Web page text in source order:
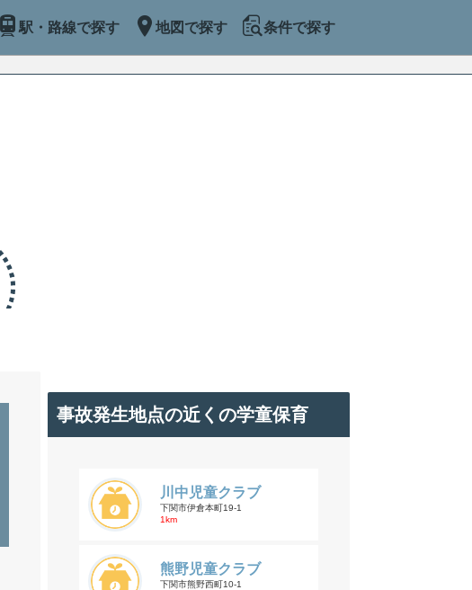
駅・路線で探す 地図で探す 条件で探す
事故発生地点の近くの学童保育
川中児童クラブ
下関市伊倉本町19-1
1km
熊野児童クラブ
下関市熊野西町10-1